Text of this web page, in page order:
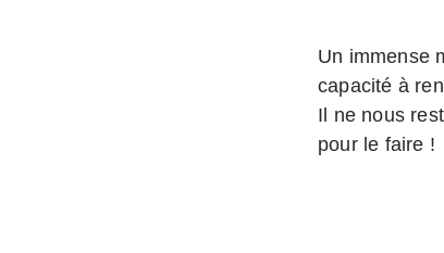
Un immense
capacité à
Il ne nous
pour le faire !